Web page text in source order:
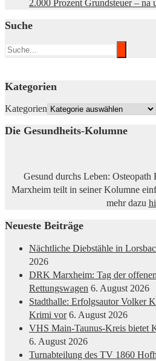
2.000 Prozent Grundsteuer – na
Suche
Kategorien
Kategorien
Die Gesundheits-Kolumne
Gesund durchs Leben: Osteopath
Marxheim teilt in seiner Kolumne
mehr dazu
Neueste Beiträge
Nächtliche Diebstähle in
2026
DRK Marxheim: Tag der
Rettungswagen 6. August 2026
Stadthalle: Erfolgsautor Volker
Krimi vor 6. August 2026
VHS Main-Taunus-Kreis bietet
6. August 2026
Turnabteilung des TV 1860